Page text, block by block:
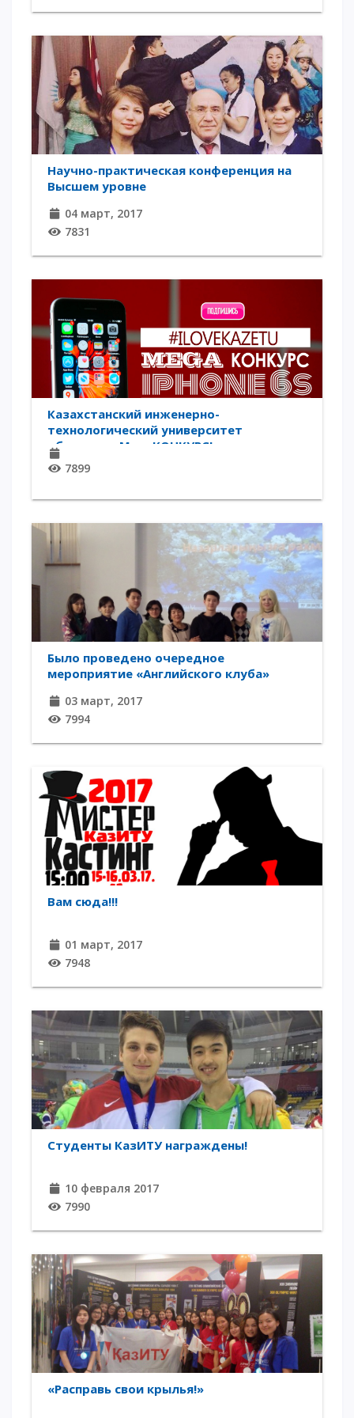
Международная программа АССА
Проживание и общежития
Кампус-тур
International studying
METU Courses
ОБРАЗОВАТЕЛЬНЫЕ ПРОГРАММЫ
Колледж
Бакалавриат
Магистратура
Докторантура
Второе высшее
Очное с применением дистанционных технологий
ОПЛАТИТЬ ОБУЧЕНИЕ
Научно-практическая конференция на
Высшем уровне
04 март, 2017
7831
Казахстанский инженерно-
технологический университет
объявляет MegaКОНКУРС!
7899
Было проведено очередное
мероприятие «Английского клуба»
03 март, 2017
7994
Вам сюда!!!
01 март, 2017
7948
Студенты КазИТУ награждены!
10 февраля 2017
7990
«Расправь свои крылья!»